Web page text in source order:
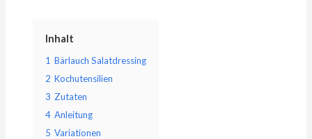
Inhalt
1 Bärlauch Salatdressing
2 Kochutensilien
3 Zutaten
4 Anleitung
5 Variationen